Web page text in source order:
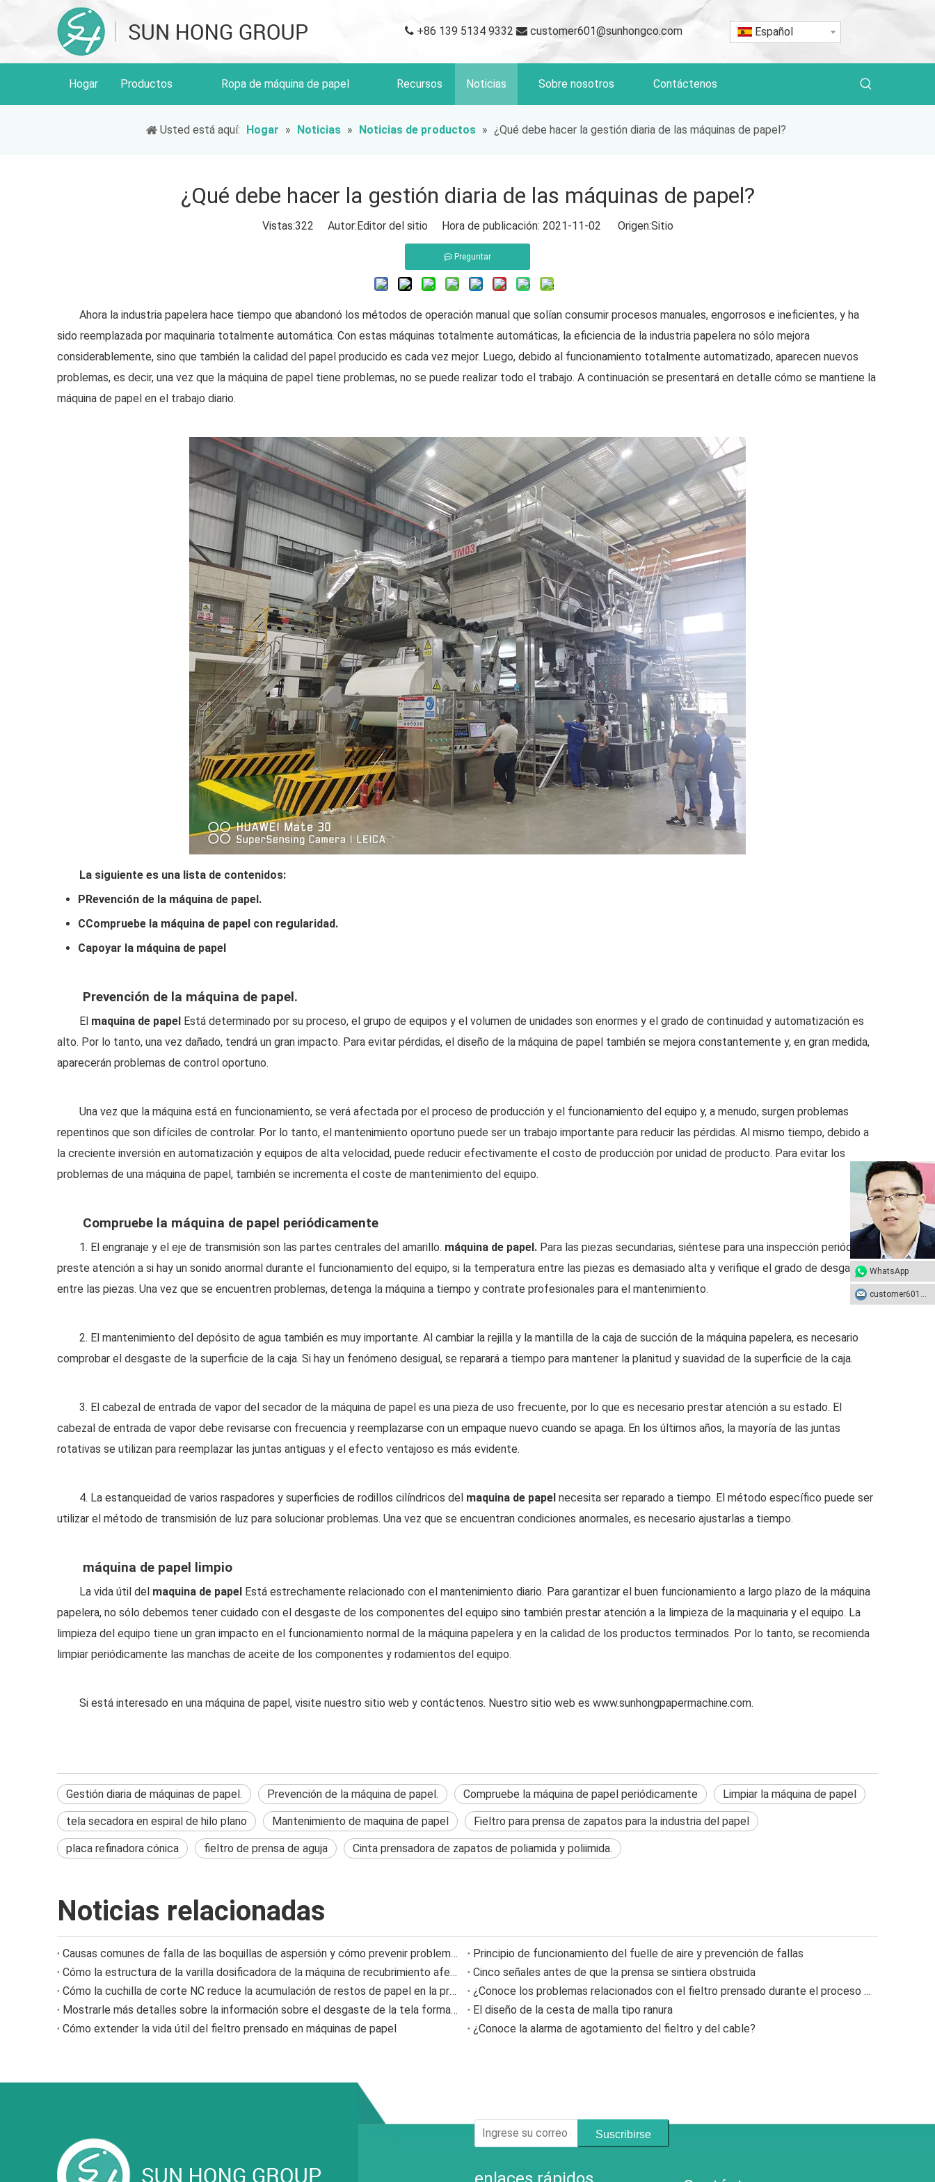
 +86 139 5134 9332  customer601@sunhongco.com Español
Hogar Productos Ropa de máquina de papel Recursos Noticias Sobre nosotros Contáctenos
Usted está aquí: Hogar » Noticias » Noticias de productos » ¿Qué debe hacer la gestión diaria de las máquinas de papel?
¿Qué debe hacer la gestión diaria de las máquinas de papel?
Vistas:322 Autor:Editor del sitio Hora de publicación: 2021-11-02 Origen:Sitio
Preguntar
Ahora la industria papelera hace tiempo que abandonó los métodos de operación manual que solían consumir procesos manuales, engorrosos e ineficientes, y ha
sido reemplazada por maquinaria totalmente automática. Con estas máquinas totalmente automáticas, la eficiencia de la industria papelera no sólo mejora
considerablemente, sino que también la calidad del papel producido es cada vez mejor. Luego, debido al funcionamiento totalmente automatizado, aparecen nuevos
problemas, es decir, una vez que la máquina de papel tiene problemas, no se puede realizar todo el trabajo. A continuación se presentará en detalle cómo se mantiene la
máquina de papel en el trabajo diario.
La siguiente es una lista de contenidos:
PRevención de la máquina de papel.
CCompruebe la máquina de papel con regularidad.
Capoyar la máquina de papel
Prevención de la máquina de papel.
El maquina de papel Está determinado por su proceso, el grupo de equipos y el volumen de unidades son enormes y el grado de continuidad y automatización es
alto. Por lo tanto, una vez dañado, tendrá un gran impacto. Para evitar pérdidas, el diseño de la máquina de papel también se mejora constantemente y, en gran medida,
aparecerán problemas de control oportuno.
Una vez que la máquina está en funcionamiento, se verá afectada por el proceso de producción y el funcionamiento del equipo y, a menudo, surgen problemas
repentinos que son difíciles de controlar. Por lo tanto, el mantenimiento oportuno puede ser un trabajo importante para reducir las pérdidas. Al mismo tiempo, debido a
la creciente inversión en automatización y equipos de alta velocidad, puede reducir efectivamente el costo de producción por unidad de producto. Para evitar los
problemas de una máquina de papel, también se incrementa el coste de mantenimiento del equipo.
Compruebe la máquina de papel periódicamente
1. El engranaje y el eje de transmisión son las partes centrales del amarillo. máquina de papel. Para las piezas secundarias, siéntese para una inspección periódica,
preste atención a si hay un sonido anormal durante el funcionamiento del equipo, si la temperatura entre las piezas es demasiado alta y verifique el grado de desgaste
entre las piezas. Una vez que se encuentren problemas, detenga la máquina a tiempo y contrate profesionales para el mantenimiento.
2. El mantenimiento del depósito de agua también es muy importante. Al cambiar la rejilla y la mantilla de la caja de succión de la máquina papelera, es necesario
comprobar el desgaste de la superficie de la caja. Si hay un fenómeno desigual, se reparará a tiempo para mantener la planitud y suavidad de la superficie de la caja.
3. El cabezal de entrada de vapor del secador de la máquina de papel es una pieza de uso frecuente, por lo que es necesario prestar atención a su estado. El
cabezal de entrada de vapor debe revisarse con frecuencia y reemplazarse con un empaque nuevo cuando se apaga. En los últimos años, la mayoría de las juntas
rotativas se utilizan para reemplazar las juntas antiguas y el efecto ventajoso es más evidente.
4. La estanqueidad de varios raspadores y superficies de rodillos cilíndricos del maquina de papel necesita ser reparado a tiempo. El método específico puede ser
utilizar el método de transmisión de luz para solucionar problemas. Una vez que se encuentran condiciones anormales, es necesario ajustarlas a tiempo.
máquina de papel limpio
La vida útil del maquina de papel Está estrechamente relacionado con el mantenimiento diario. Para garantizar el buen funcionamiento a largo plazo de la máquina
papelera, no sólo debemos tener cuidado con el desgaste de los componentes del equipo sino también prestar atención a la limpieza de la maquinaria y el equipo. La
limpieza del equipo tiene un gran impacto en el funcionamiento normal de la máquina papelera y en la calidad de los productos terminados. Por lo tanto, se recomienda
limpiar periódicamente las manchas de aceite de los componentes y rodamientos del equipo.
Si está interesado en una máquina de papel, visite nuestro sitio web y contáctenos. Nuestro sitio web es www.sunhongpapermachine.com.
Gestión diaria de máquinas de papel. Prevención de la máquina de papel. Compruebe la máquina de papel periódicamente Limpiar la máquina de papel
tela secadora en espiral de hilo plano Mantenimiento de maquina de papel Fieltro para prensa de zapatos para la industria del papel
placa refinadora cónica fieltro de prensa de aguja Cinta prensadora de zapatos de poliamida y poliimida.
Noticias relacionadas
Causas comunes de falla de las boquillas de aspersión y cómo prevenir problemas de aspersión
Principio de funcionamiento del fuelle de aire y prevención de fallas
Cómo la estructura de la varilla dosificadora de la máquina de recubrimiento afecta la calidad del recubrimiento
Cinco señales antes de que la prensa se sintiera obstruida
Cómo la cuchilla de corte NC reduce la acumulación de restos de papel en la producción de cartón corrugado
¿Conoce los problemas relacionados con el fieltro prensado durante el proceso de fabricación del papel?
Mostrarle más detalles sobre la información sobre el desgaste de la tela formadora de poliéster
El diseño de la cesta de malla tipo ranura
Cómo extender la vida útil del fieltro prensado en máquinas de papel
¿Conoce la alarma de agotamiento del fieltro y del cable?
Suscribirse
WhatsApp
customer601@sunhongco.com